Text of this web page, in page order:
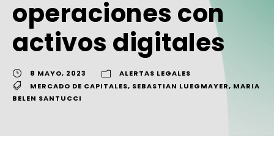
operaciones con
activos digitales
8 MAYO, 2023
ALERTAS LEGALES
MERCADO DE CAPITALES, SEBASTIAN LUEGMAYER, MARIA
BELEN SANTUCCI